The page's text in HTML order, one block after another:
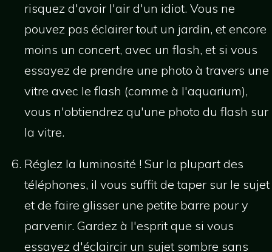
risquez d'avoir l'air d'un idiot. Vous ne
pouvez pas éclairer tout un jardin, et encore
moins un concert, avec un flash, et si vous
essayez de prendre une photo à travers une
vitre avec le flash (comme à l'aquarium),
vous n'obtiendrez qu'une photo du flash sur
la vitre.
Réglez la luminosité ! Sur la plupart des
téléphones, il vous suffit de taper sur le sujet
et de faire glisser une petite barre pour y
parvenir. Gardez à l'esprit que si vous
essayez d'éclaircir un sujet sombre sans